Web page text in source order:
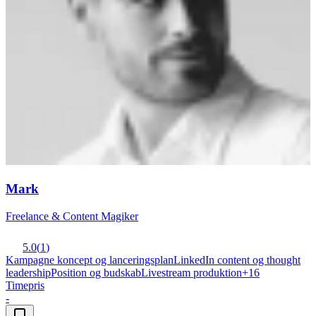
Mark
Freelance & Content Magiker
5.0(1)
Kampagne koncept og lanceringsplanLinkedIn content og thought
leadershipPosition og budskabLivestream produktion+16
Timepris
-